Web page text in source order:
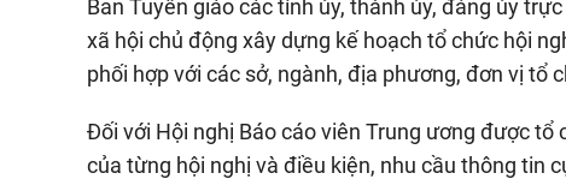
Ban Tuyên giáo các tỉnh ủy, thành ủy, đảng ủy
xã hội chủ động xây dựng kế hoạch tổ chức hội
phối hợp với các sở, ngành, địa phương, đơn vị tổ
Đối với Hội nghị Báo cáo viên Trung ương được
của từng hội nghị và điều kiện, nhu cầu thông tin